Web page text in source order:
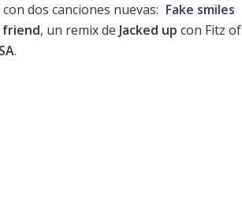
dos canciones nuevas: Fake smiles
friend, un remix de Jacked up con Fitz of
.